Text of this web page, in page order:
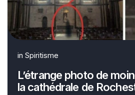
in Spiritisme
L’étrange photo de
la cathédrale de